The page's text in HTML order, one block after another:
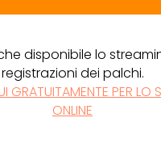
disponibile lo
registrazioni dei palchi.
GRATUITAMENTE PER LO
ONLINE